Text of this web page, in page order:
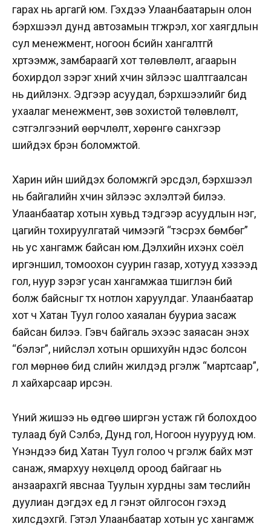
гарах нь аргагүй юм. Гэхдээ Улаанбаатарын олон
бэрхшээл дунд автозамын түгжрэл, хог хаягдлын
сул менежмент, ногоон бүсийн хангалтгүй
хүртээмж, замбараагүй хот төлөвлөлт, агаарын
бохирдол зэрэг хүний хүчин зүйлээс шалтгаалсан
нь дийлэнх. Эдгээр асуудал, бэрхшээлийг бид
ухаалаг менежмент, зөв зохистой төлөвлөлт,
сэтгэлгээний өөрчлөлт, хөрөнгө санхүүгээр
шийдэх бүрэн боломжтой.
Харин ийн шийдэх боломжгүй эрсдэл, бэрхшээл
нь байгалийн хүчин зүйлээс эхлэлтэй билээ.
Улаанбаатар хотын хувьд тэдгээр асуудлын нэг,
цагийн тохируулгатай чимээгүй “тэсрэх бөмбөг”
нь ус хангамж байсан юм.Дэлхийн ихэнх соёл
иргэншил, томоохон суурин газар, хотууд хэзээд
гол, нуур зэрэг усан хангамжаа түшиглэн бий
болж байсныг түүх нотлон харуулдаг. Улаанбаатар
хот ч Хатан Туул голоо хаяалан бууриа засаж
байсан билээ. Гэвч байгаль эхээс заяасан энэхүү
“бэлэг”, нийслэл хотын оршихуйн үндэс болсон
гол мөрнөө бид сүүлийн жилүүдэд үргэлж “мартсаар”,
үл хайхарсаар ирсэн.
Үүний жишээ нь өдгөө ширгэн устаж үгүй болохдоо
тулаад буй Сэлбэ, Дунд гол, Ногоон нуурууд юм.
Үнэндээ бид Хатан Туул голоо ч үргэлж байх мэт
санаж, ямархуу нөхцөлд ороод байгааг нь
анзаарахгүй явснаа Туулын хурдны зам төслийн
дуулиан дэгдэх үед л гэнэт ойлгосон гэхэд
хилсдэхгүй. Гэтэл Улаанбаатар хотын ус хангамж